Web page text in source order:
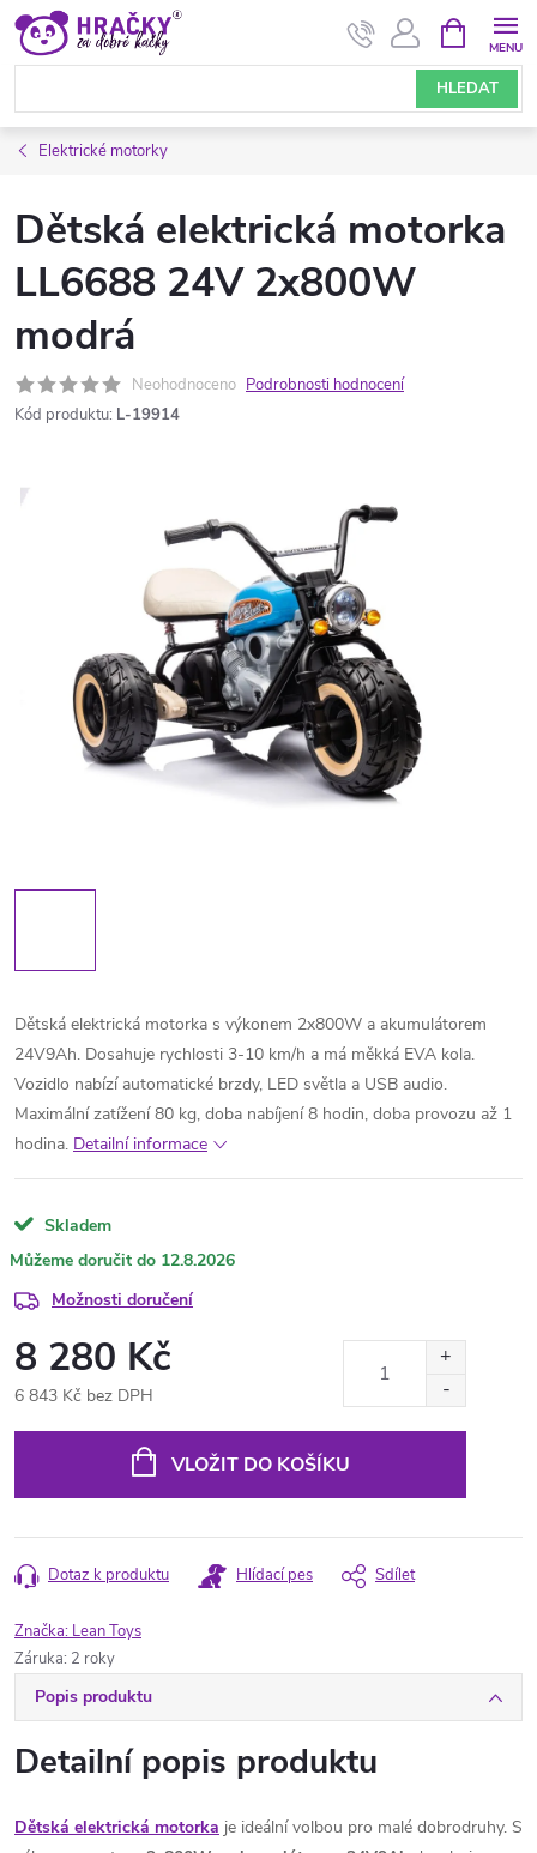
Přejít
obsah
HLEDAT
NÁKUPNÍ
KOŠÍK
Elektrické motorky
Dětská elektrická motorka
LL6688 24V 2x800W
modrá
Neohodnoceno Podrobnosti hodnocení
Kód produktu: L-19914
Dětská elektrická motorka s výkonem 2x800W a akumulátorem
24V9Ah. Dosahuje rychlosti 3-10 km/h a má měkká EVA kola.
Vozidlo nabízí automatické brzdy, LED světla a USB audio.
Maximální zatížení 80 kg, doba nabíjení 8 hodin, doba provozu až 1
hodina. Detailní informace
Skladem
12.8.2026
Možnosti doručení
8 280 Kč
6 843 Kč bez DPH
VLOŽIT DO KOŠÍKU
Dotaz k produktu Hlídací pes Sdílet
Značka: Lean Toys
Záruka: 2 roky
Popis produktu
Detailní popis produktu
Dětská elektrická motorka je ideální volbou pro malé dobrodruhy. S